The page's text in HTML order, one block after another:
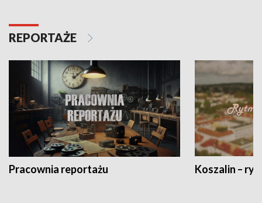
REPORTAŻE
Pracownia reportażu Koszalin –